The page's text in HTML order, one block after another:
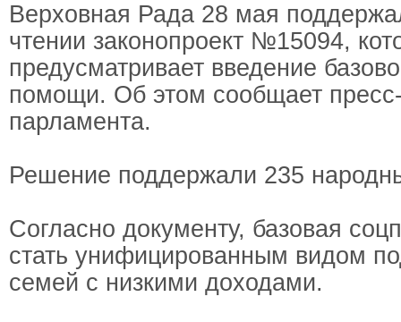
Верховная Рада 28 мая
чтении законопроект №15094,
предусматривает введение
помощи. Об этом сообщает
парламента.
Решение поддержали 235
Согласно документу, базовая
стать унифицированным видом
семей с низкими доходами.